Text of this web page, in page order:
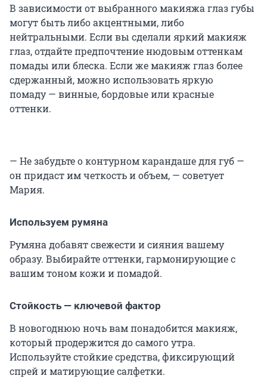
В зависимости от выбранного макияжа глаз губы
могут быть либо акцентными, либо
нейтральными. Если вы сделали яркий макияж
глаз, отдайте предпочтение нюдовым оттенкам
помады или блеска. Если же макияж глаз более
сдержанный, можно использовать яркую
помаду — винные, бордовые или красные
оттенки.
— Не забудьте о контурном карандаше для губ —
он придаст им четкость и объем, — советует
Мария.
Используем румяна
Румяна добавят свежести и сияния вашему
образу. Выбирайте оттенки, гармонирующие с
вашим тоном кожи и помадой.
Стойкость — ключевой фактор
В новогоднюю ночь вам понадобится макияж,
который продержится до самого утра.
Используйте стойкие средства, фиксирующий
спрей и матирующие салфетки.